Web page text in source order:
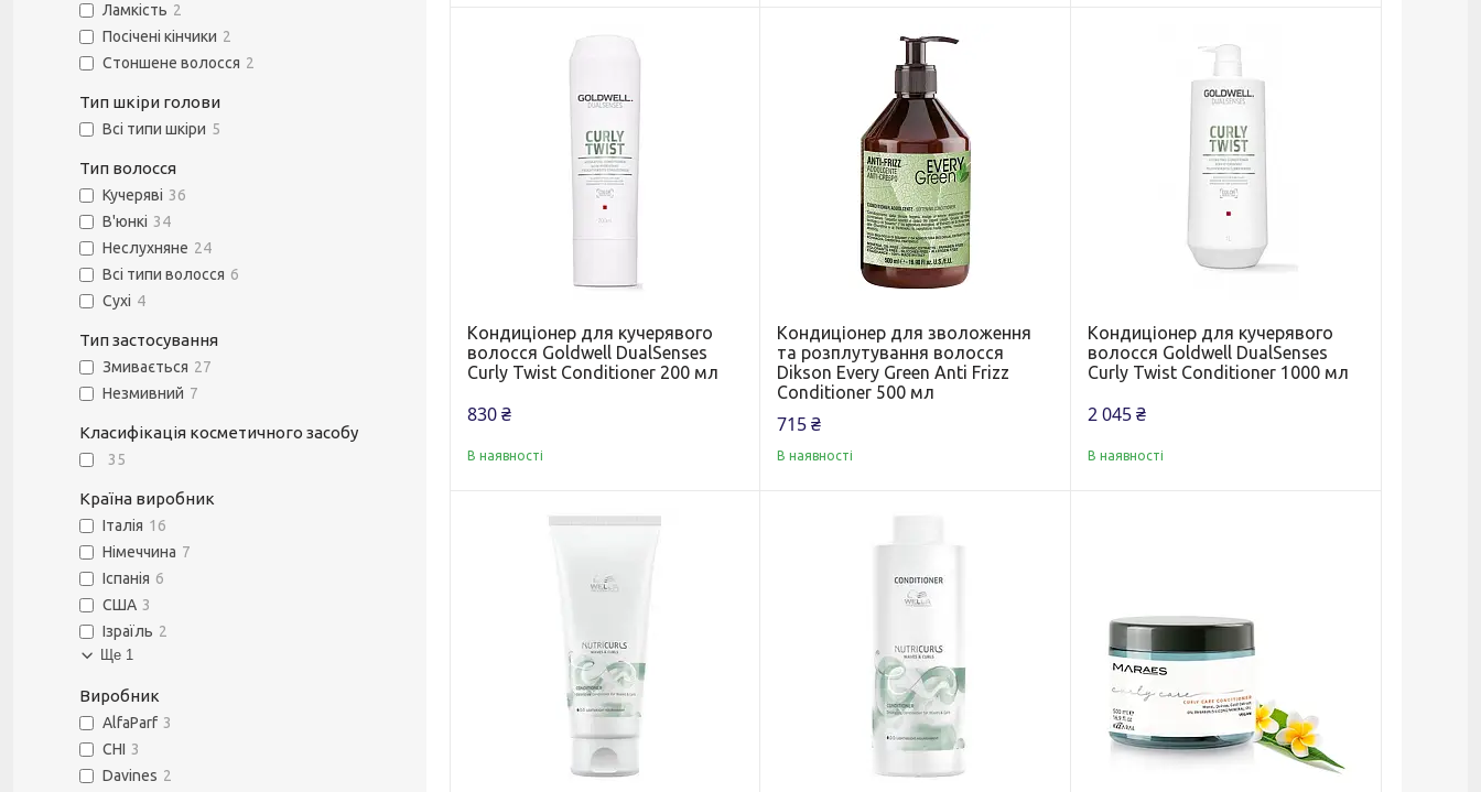
Кондиціонер для кучерявого
волосся Goldwell DualSenses
Curly Twist Conditioner 200 мл
830 ₴
В наявності
Кондиціонер для зволоження
та розплутування волосся
Dikson Every Green Anti Frizz
Conditioner 500 мл
715 ₴
В наявності
Кондиціонер для кучерявого
волосся Goldwell DualSenses
Curly Twist Conditioner 1000 мл
2 045 ₴
В наявності
Ламкість 2
Посічені кінчики 2
Стоншене волосся 2
Тип шкіри голови
Всі типи шкіри 5
Тип волосся
Кучеряві 36
В'юнкі 34
Неслухняне 24
Всі типи волосся 6
Сухі 4
Тип застосування
Змивається 27
Незмивний 7
Класифікація косметичного засобу
35
Країна виробник
Італія 16
Німеччина 7
Іспанія 6
США 3
Ізраїль 2
Ще 1
Виробник
AlfaParf 3
CHI 3
Davines 2